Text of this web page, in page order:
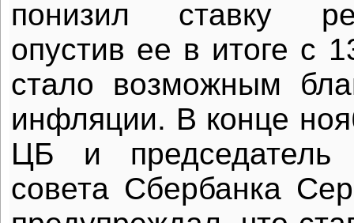
понизил ставку
опустив ее в итоге с
стало возможным
инфляции. В конце
ЦБ и председатель
совета Сбербанка